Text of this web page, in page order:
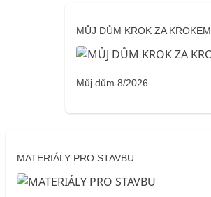
MŮJ DŮM KROK ZA KROKEM
Můj dům 8/2026
MATERIÁLY PRO STAVBU